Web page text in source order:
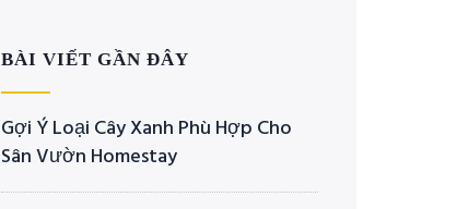
BÀI VIẾT GẦN ĐÂY
Gợi Ý Loại Cây Xanh Phù Hợp Cho
Sân Vườn Homestay